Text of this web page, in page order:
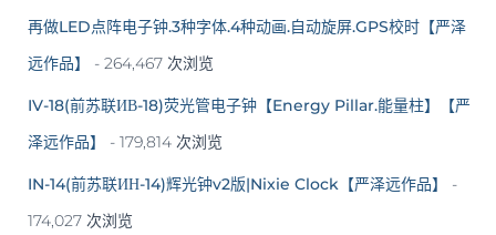
再做LED点阵电子钟.3种字体.4种动画.自动旋屏.GPS校时【严泽
远作品】
- 264,467 次浏览
IV-18(前苏联ИВ-18)荧光管电子钟【Energy Pillar.能量柱】【严
泽远作品】
- 179,814 次浏览
IN-14(前苏联ИН-14)辉光钟v2版|Nixie Clock【严泽远作品】
-
174,027 次浏览